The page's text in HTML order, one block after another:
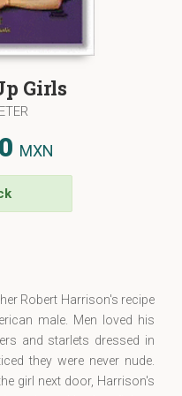
Girls
MXN
Robert Harrison's recipe
male. Men loved his
and starlets dressed in
they were never nude.
girl next door, Harrison's